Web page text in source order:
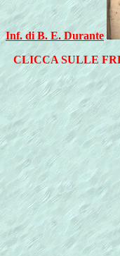
Inf. di B. E. Durante
CLICCA SULLE